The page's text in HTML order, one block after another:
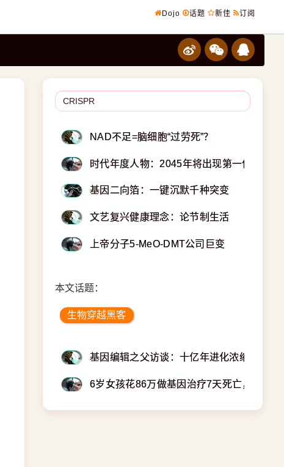
Dojo 话题 新佳 订阅
NAD不足=脑细胞“过劳死”？
时代年度人物：2045年将出现第一位永生者
基因二向箔：一键沉默千种突变
文艺复兴健康理念：论节制生活
上帝分子5-MeO-DMT公司巨变
本文话题：
生物穿越黑客
基因编辑之父访谈：十亿年进化浓缩在一个
6岁女孩花86万做基因治疗7天死亡，全球